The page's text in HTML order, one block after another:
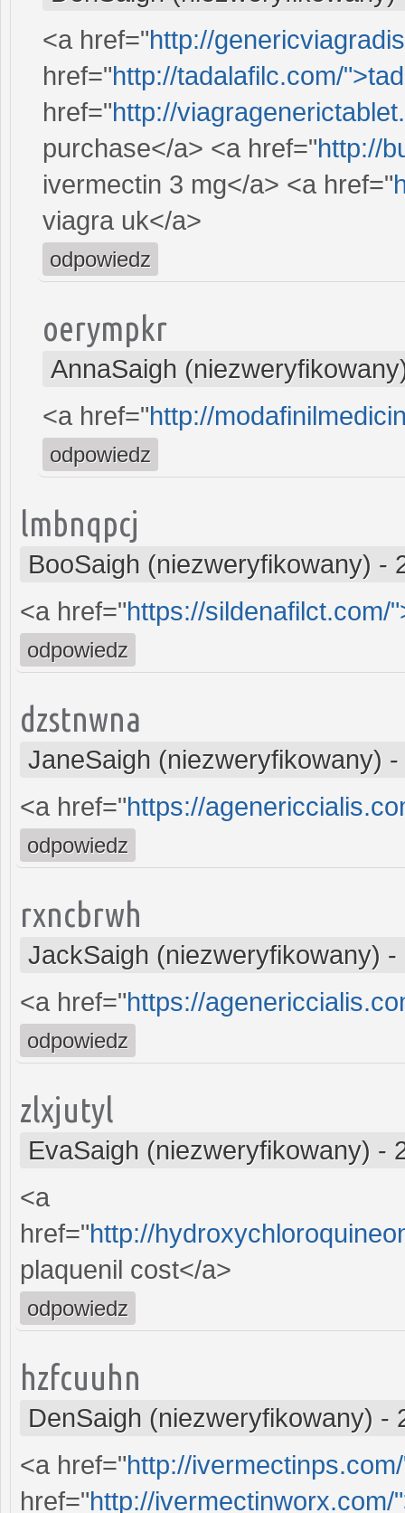
<a href="http://
href="http://tadalafilc.com/
href="http://
purchase</a> <a href="http://
ivermectin 3 mg</a> <a href="
viagra uk</a>
odpowiedz
oerympkr
AnnaSaigh
<a href="http://
odpowiedz
lmbnqpcj
BooSaigh (niezweryfikowany) -
<a href="https://sildenafilct.com/
odpowiedz
dzstnwna
JaneSaigh (niezweryfikowany) -
<a href="https://
odpowiedz
rxncbrwh
JackSaigh (niezweryfikowany) -
<a href="https://
odpowiedz
zlxjutyl
EvaSaigh (niezweryfikowany) -
<a
href="http://
plaquenil cost</a>
odpowiedz
hzfcuuhn
DenSaigh (niezweryfikowany) -
<a href="http://
href="http://ivermectinworx.com/